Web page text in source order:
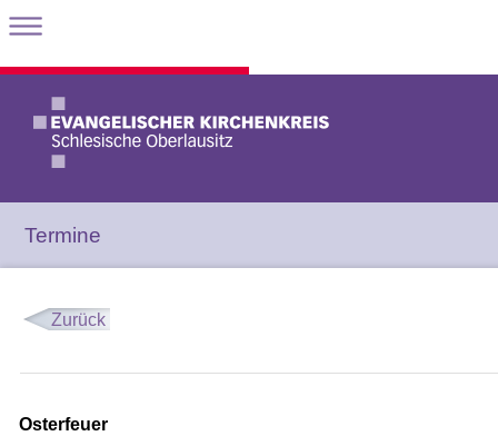
Termine
Zurück
Osterfeuer